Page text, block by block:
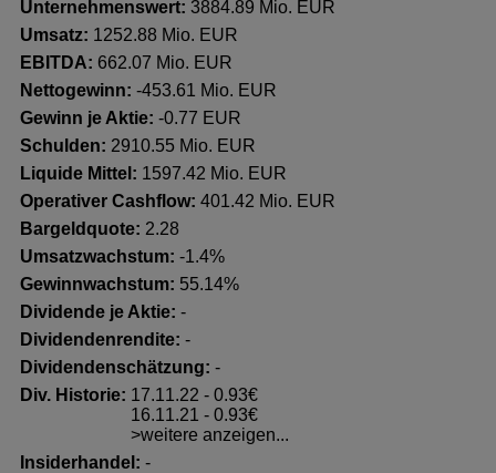
Unternehmenswert: 3884.89 Mio. EUR
Umsatz: 1252.88 Mio. EUR
EBITDA: 662.07 Mio. EUR
Nettogewinn: -453.61 Mio. EUR
Gewinn je Aktie: -0.77 EUR
Schulden: 2910.55 Mio. EUR
Liquide Mittel: 1597.42 Mio. EUR
Operativer Cashflow: 401.42 Mio. EUR
Bargeldquote: 2.28
Umsatzwachstum: -1.4%
Gewinnwachstum: 55.14%
Dividende je Aktie: -
Dividendenrendite: -
Dividendenschätzung: -
Div. Historie: 17.11.22 - 0.93€
16.11.21 - 0.93€
>weitere anzeigen...
Insiderhandel : -